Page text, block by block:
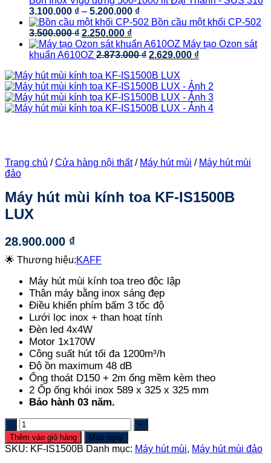
3.100.000 ₫ – 5.200.000 ₫Khoảng
giá:
3.100.000 ₫
đến
Bồn cầu một khối CP-502
3.500.000₫ Giá
gốc
là:
2.250.000 ₫Giá
hiện
tại
2.250.000 ₫.
Máy tạo Ozon sát
khuẩn A610OZ 2.873.000₫ Giá
là:
2.873.000 ₫.
2.629.000 ₫Giá
là:
2.629.000 ₫.
Trang chủ / Cửa hàng nội thất / Máy hút mùi / Máy hút mùi
đảo
Máy hút mùi kính toa KF-IS1500B
LUX
28.900.000 ₫
🌟 Thương hiệu:KAFF
Máy hút mùi kính toa treo độc lập
Thân máy bằng inox sáng đẹp
Điều khiển phím bấm 3 tốc độ
Lưới lọc inox + than hoạt tính
Đèn led 4x4W
Motor 1x170W
Công suất hút tối đa 1200m³/h
Độ ồn maximum 48 dB
Ống thoát D150 + 2m ống mềm kèm theo
2 Ốp ống khói inox 589 x 325 x 325 mm
Bảo hành 03 năm.
Máy
hút
mùi
kính
Thêm vào giỏ hàng Mua ngay
SKU: KF-IS1500B Danh mục: Máy hút mùi, Máy hút mùi đảo